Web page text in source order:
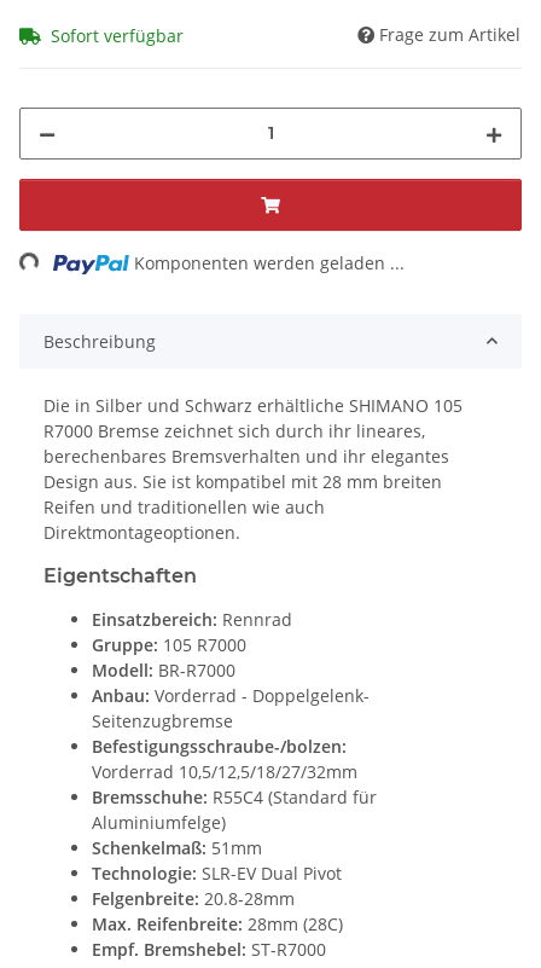
Sofort verfügbar Frage zum Artikel
Komponenten werden geladen ...
Beschreibung
Die in Silber und Schwarz erhältliche SHIMANO 105
R7000 Bremse zeichnet sich durch ihr lineares,
berechenbares Bremsverhalten und ihr elegantes
Design aus. Sie ist kompatibel mit 28 mm breiten
Reifen und traditionellen wie auch
Direktmontageoptionen.
Eigentschaften
Einsatzbereich: Rennrad
Gruppe: 105 R7000
Modell: BR-R7000
Anbau: Vorderrad - Doppelgelenk-
Seitenzugbremse
Befestigungsschraube-/bolzen:
Vorderrad 10,5/12,5/18/27/32mm
Bremsschuhe: R55C4 (Standard für
Aluminiumfelge)
Schenkelmaß: 51mm
Technologie: SLR-EV Dual Pivot
Felgenbreite: 20.8-28mm
Max. Reifenbreite: 28mm (28C)
Empf. Bremshebel: ST-R7000